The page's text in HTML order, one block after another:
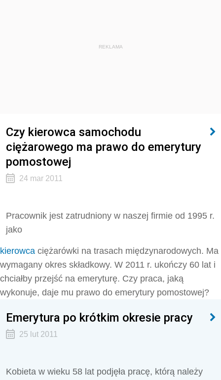
REKLAMA
Czy kierowca samochodu
ciężarowego ma prawo do emerytury
pomostowej
24 mar 2011
Pracownik jest zatrudniony w naszej firmie od 1995 r.
jako
kierowca ciężarówki na trasach międzynarodowych. Ma
wymagany okres składkowy. W 2011 r. ukończy 60 lat i
chciałby przejść na emeryturę. Czy praca, jaką
wykonuje, daje mu prawo do emerytury pomostowej?
Emerytura po krótkim okresie pracy
25 lut 2011
Kobieta w wieku 58 lat podjęła pracę, którą należy